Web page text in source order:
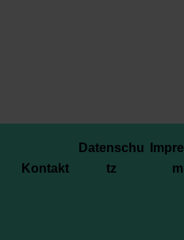
Kontakt
Datenschu
tz
m